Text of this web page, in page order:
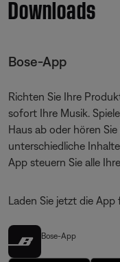
Downloads
Bose-App
Richten Sie Ihre
sofort Ihre Musik.
Haus ab oder hören
unterschiedliche
App steuern Sie alle
Laden Sie jetzt die
Bose-App